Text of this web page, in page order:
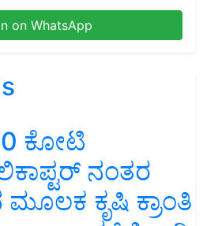
on WhatsApp
ಕೋಟಿ
ನಂತರ
ಕೃಷಿ ಕ್ರಾಂತಿ